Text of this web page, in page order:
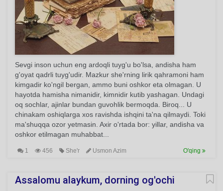
Sevgi inson uchun eng ardoqli tuyg'u bo'lsa, andisha ham
g'oyat qadrli tuyg'udir. Mazkur she'rning lirik qahramoni ham
kimgadir ko'ngil bergan, ammo buni oshkor eta olmagan. U
hayotda hamisha nimanidir, kimnidir kutib yashagan. Undagi
oq sochlar, ajinlar bundan guvohlik bermoqda. Biroq... U
chinakam oshiqlarga xos ravishda ishqini ta'na qilmaydi. Toki
ma'shuqqa ozor yetmasin. Axir o'rtada bor: yillar, andisha va
oshkor etilmagan muhabbat...
1 456 She'r Usmon Azim O'qing
Assalomu alaykum, dorning og'ochi